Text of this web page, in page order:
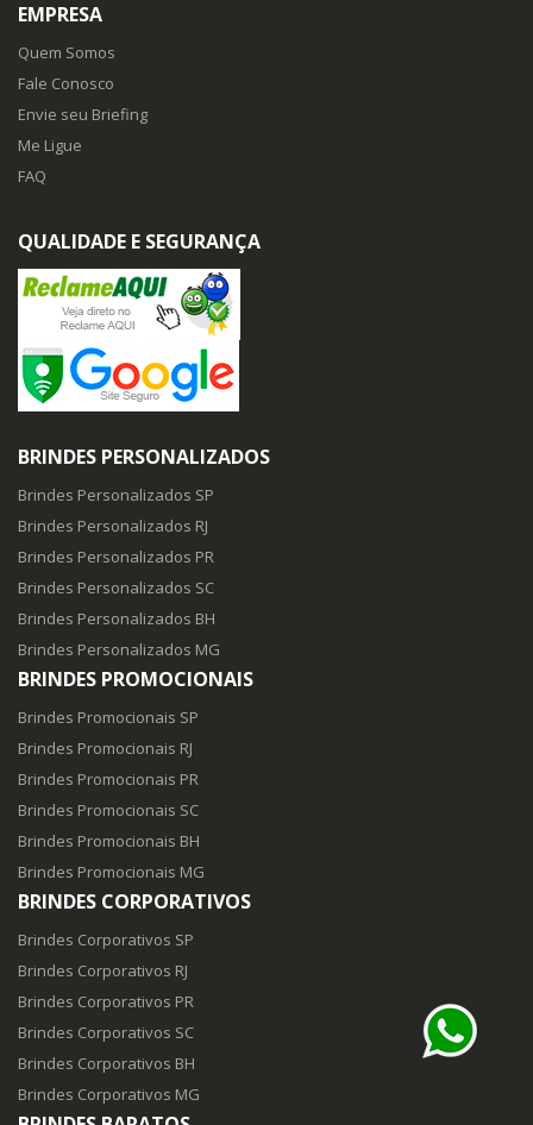
EMPRESA
Quem Somos
Fale Conosco
Envie seu Briefing
Me Ligue
FAQ
QUALIDADE E SEGURANÇA
BRINDES PERSONALIZADOS
Brindes Personalizados SP
Brindes Personalizados RJ
Brindes Personalizados PR
Brindes Personalizados SC
Brindes Personalizados BH
Brindes Personalizados MG
BRINDES PROMOCIONAIS
Brindes Promocionais SP
Brindes Promocionais RJ
Brindes Promocionais PR
Brindes Promocionais SC
Brindes Promocionais BH
Brindes Promocionais MG
BRINDES CORPORATIVOS
Brindes Corporativos SP
Brindes Corporativos RJ
Brindes Corporativos PR
Brindes Corporativos SC
Brindes Corporativos BH
Brindes Corporativos MG